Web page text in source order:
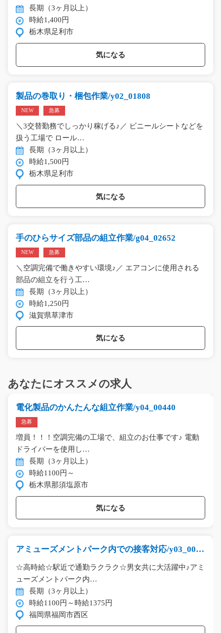
長期（3ヶ月以上）
時給1,400円
栃木県足利市
気になる
製品の巻取り・梱包作業/y02_01808
NEW 急募
＼3交替勤務でしっかり稼げる♪／ ビニールシートなどを
扱う工場で ロール…
長期（3ヶ月以上）
時給1,500円
栃木県足利市
気になる
手のひらサイズ部品の組立作業/g04_02652
NEW 急募
＼空調完備で働きやすい環境♪／ エアコンに使用される
部品の組立を行う工…
長期（3ヶ月以上）
時給1,250円
滋賀県草津市
気になる
あなたにオススメの求人
電化製品のかんたんな組立作業/y04_00440
急募
増員！！！空調完備の工場で、組立のお仕事です♪ 電動
ドライバーを使用し…
長期（3ヶ月以上）
時給1100円～
栃木県那須塩原市
気になる
アミューズメントパーク内での接客対応/y03_0017
☆高時給☆駅近で通勤ラクラク☆男女共に大活躍中♪アミ
ューズメントパーク内…
長期（3ヶ月以上）
時給1100円～時給1375円
福岡県福岡市西区